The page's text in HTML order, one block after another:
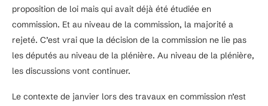
proposition de loi mais qui avait déjà été étudiée en
commission. Et au niveau de la commission, la majorité a
rejeté. C’est vrai que la décision de la commission ne lie pas
les députés au niveau de la plénière. Au niveau de la plénière,
les discussions vont continuer.
Le contexte de janvier lors des travaux en commission n’est